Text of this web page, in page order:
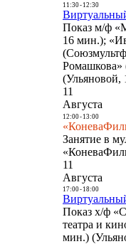
11:30- 12:30
Показ м/ф
16 мин.);
Ромашкова»
(Ульяновой,
11
Августа
12:00- 13:00
Занятие в
11
Августа
17:00- 18:00
Показ х/ф
театра и
мин.)